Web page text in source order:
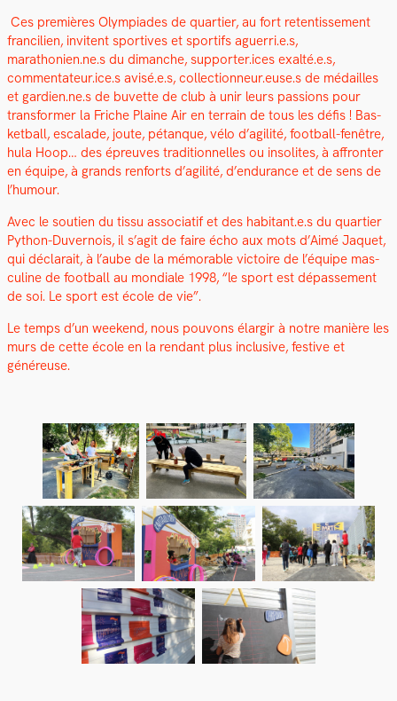
Ces pre­mières Olympiades de quarti­er, au fort reten­tisse­ment
fran­cilien, invi­tent sportives et sportifs aguerri.e.s,
marathonien.ne.s du dimanche, supporter.ices exalté.e.s,
commentateur.ice.s avisé.e.s, collectionneur.euse.s de médailles
et gardien.ne.s de buvette de club à unir leurs pas­sions pour
trans­former la Friche Plaine Air en ter­rain de tous les défis ! Bas­
ket­ball, escalade, joute, pétanque, vélo d’agilité, foot­ball-fenêtre,
hula Hoop… des épreuves tra­di­tion­nelles ou inso­lites, à affron­ter
en équipe, à grands ren­forts d’agilité, d’endurance et de sens de
l’humour.
Avec le sou­tien du tis­su asso­ci­atif et des habitant.e.s du quarti­er
Python-Duver­nois, il s’agit de faire écho aux mots d’Aimé Jaquet,
qui déclarait, à l’aube de la mémorable vic­toire de l’équipe mas­
cu­line de foot­ball au mon­di­ale 1998, “le sport est dépasse­ment
de soi. Le sport est école de vie”.
Le temps d’un week­end, nous pou­vons élargir à notre manière les
murs de cette école en la ren­dant plus inclu­sive, fes­tive et
généreuse.